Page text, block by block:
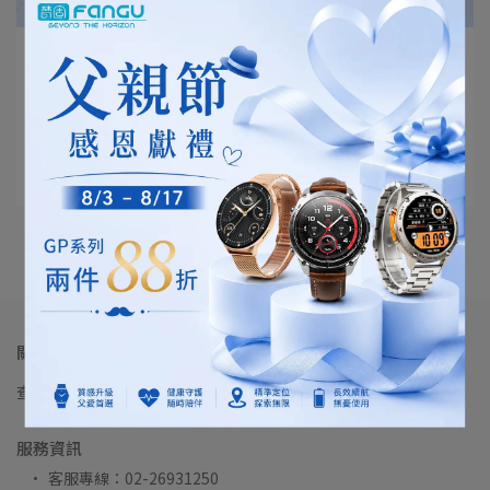
智慧手錶無法通話？通話相關使用說明
FanguMKT | 2026-07-01
十分感謝固粉(GoodFriend)對梵固FanGu⋯
閱讀更多 ->
關於 梵固FANGU
查詢 品牌故事 我的帳戶 購物需知 隱私政策 服務條款
服務資訊
客服專線：02-26931250